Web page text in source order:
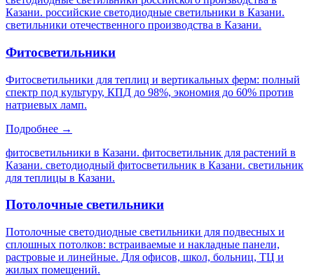
Казани. российские светодиодные светильники в Казани.
светильники отечественного производства в Казани.
Фитосветильники
Фитосветильники для теплиц и вертикальных ферм: полный
спектр под культуру, КПД до 98%, экономия до 60% против
натриевых ламп.
Подробнее →
фитосветильники в Казани. фитосветильник для растений в
Казани. светодиодный фитосветильник в Казани. светильник
для теплицы в Казани.
Потолочные светильники
Потолочные светодиодные светильники для подвесных и
сплошных потолков: встраиваемые и накладные панели,
растровые и линейные. Для офисов, школ, больниц, ТЦ и
жилых помещений.